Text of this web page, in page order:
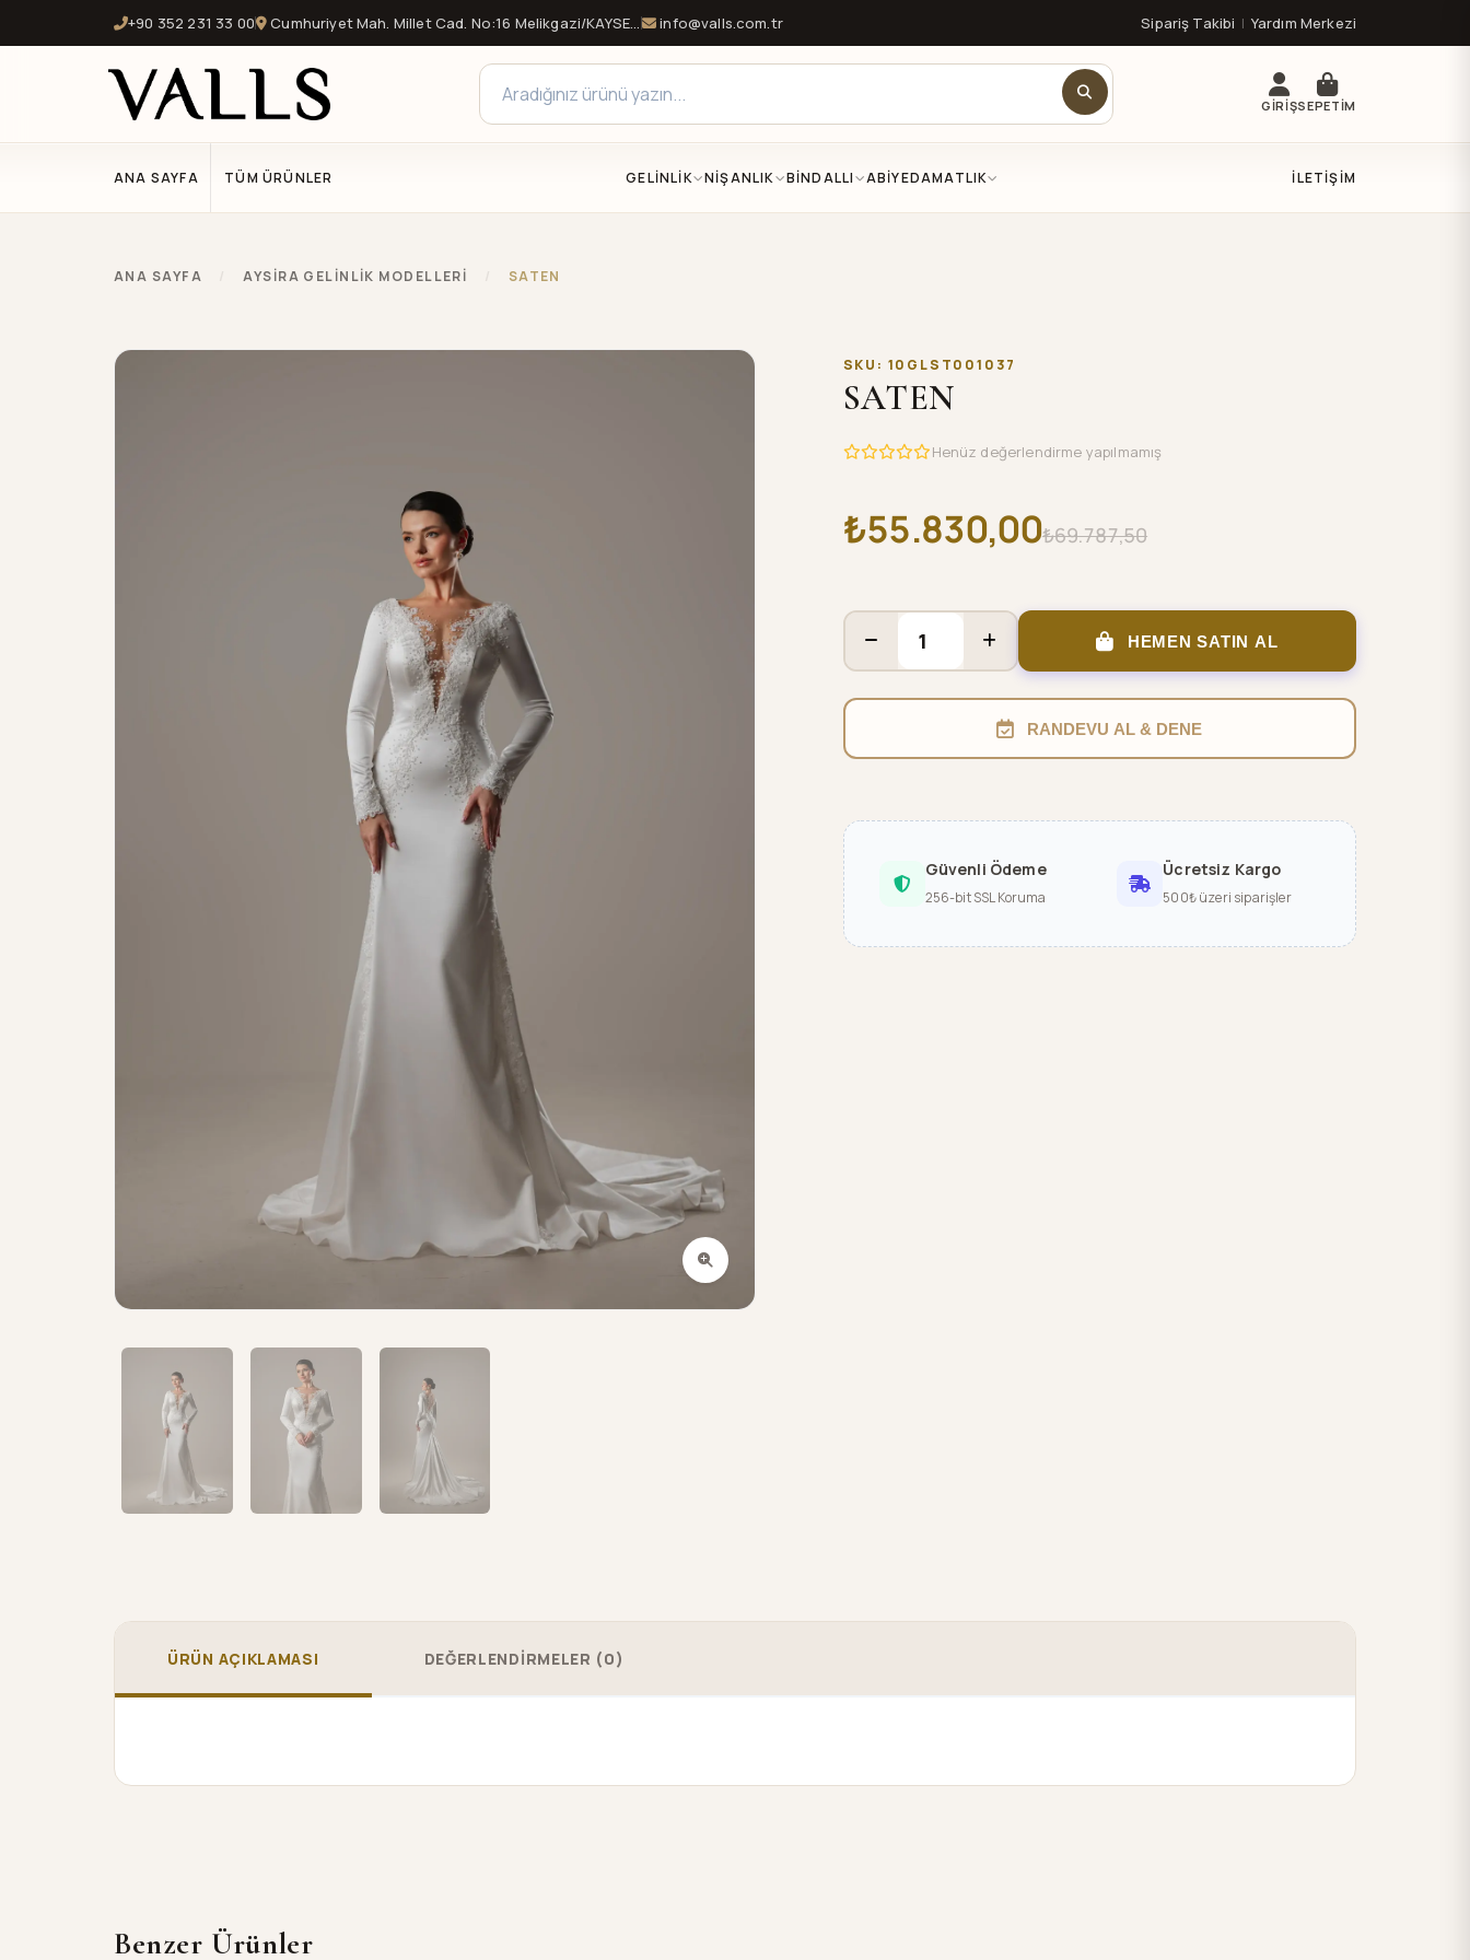
+90 352 231 33 00 Cumhuriyet Mah. Millet Cad. No:16 Melikgazi/KAYSERİ info@valls.com.tr Sipariş Takibi | Yardım Merkezi
GİRİŞSEPETİM
ANA SAYFA TÜM ÜRÜNLER GELİNLİK NİŞANLIK BİNDALLI ABİYEDAMATLIK İLETIŞIM
ANA SAYFA AYSIRA GELINLIK MODELLERI SATEN
SKU: 10GLST001037
SATEN
Henüz değerlendirme yapılmamış
₺69.787,50
₺55.830,00
HEMEN SATIN AL
RANDEVU AL & DENE
Güvenli Ödeme
256-bit SSL Koruma
Ücretsiz Kargo
500₺ üzeri siparişler
ÜRÜN AÇIKLAMASI DEĞERLENDİRMELER (0)
Benzer Ürünler